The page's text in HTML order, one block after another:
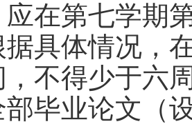
应在第七学期
具体情况，
不得少于六
毕业论文（